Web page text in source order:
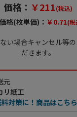
価格： ￥211(税込)
格(枚単価)： ￥0.71(税
い場合キャンセル等
だきます。
元
リ紙工
対策に！商品はこちら